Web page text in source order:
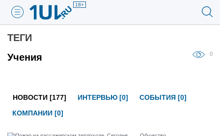
18+
ТЕГИ
Учения
0
НОВОСТИ [177] ИНТЕРВЬЮ [0]
СОБЫТИЯ [0]
КОМПАНИИ [0]